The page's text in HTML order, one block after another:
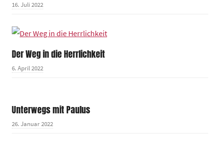
16. Juli 2022
Der Weg in die Herrlichkeit
6. April 2022
Unterwegs mit Paulus
26. Januar 2022